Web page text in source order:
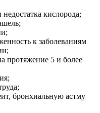
кислорода;
к заболеваниям
протяжение 5 и более
бронхиальную астму